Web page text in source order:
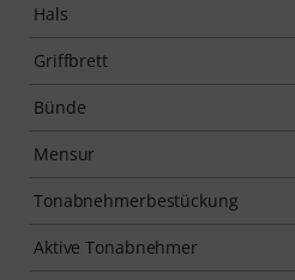
Hals
Griffbrett
Bünde
Mensur
Tonabnehmerbestückung
Aktive Tonabnehmer